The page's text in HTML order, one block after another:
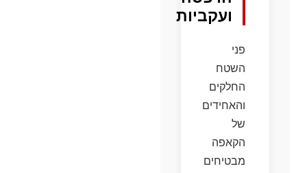
ועקביות
פני
השטח
החלקים
והאחידים
של
הקאפה
מבטיחים